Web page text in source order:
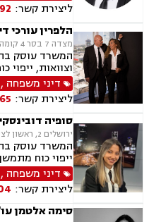
תיאום הורי,
העברנ בין
ליצירת קשר:
הלפרין עורכי
מצדה 7 בסר 4 קומה 23, בני ברק
המשרד עוסק
וצוואות,
דורית, חלוקת
במשפחה,
משפט מסחרי,
ידועים
סכסוך בין בעלי
דיני משפחה ,
ליצירת קשר:
סופיה
ירושלים 2, ראשון לציון
המשרד עוסק
ייפוי כוח
הפנים, ירושות
דיני משפחה ,
ליצירת קשר:
סימה אלטמן